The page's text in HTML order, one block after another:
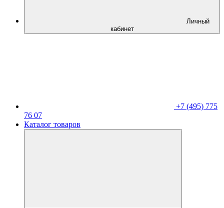
Личный
кабинет
+7 (495) 775
76 07
Каталог товаров